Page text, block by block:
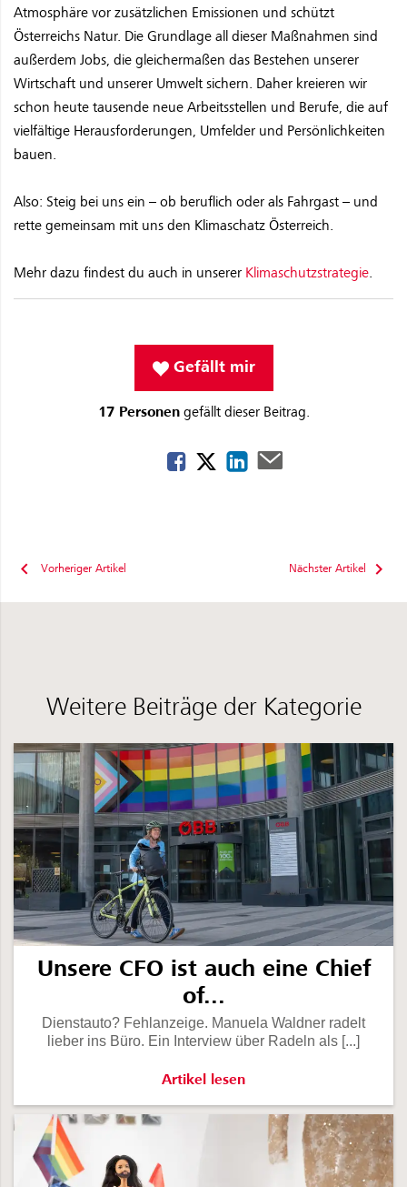
Atmosphäre vor zusätzlichen Emissionen und schützt
Österreichs Natur. Die Grundlage all dieser Maßnahmen sind
außerdem Jobs, die gleichermaßen das Bestehen unserer
Wirtschaft und unserer Umwelt sichern. Daher kreieren wir
schon heute tausende neue Arbeitsstellen und Berufe, die auf
vielfältige Herausforderungen, Umfelder und Persönlichkeiten
bauen.
Also: Steig bei uns ein – ob beruflich oder als Fahrgast – und
rette gemeinsam mit uns den Klimaschatz Österreich.
Mehr dazu findest du auch in unserer Klimaschutzstrategie.
Gefällt mir
17 Personengefällt dieser Beitrag.
Vorheriger Artikel Nächster Artikel
Weitere Beiträge der Kategorie
Unsere CFO ist auch eine Chief
of...
Dienstauto? Fehlanzeige. Manuela Waldner radelt
lieber ins Büro. Ein Interview über Radeln als [...]
Unsere CFO ist auch eine Chief of
Artikel lesen